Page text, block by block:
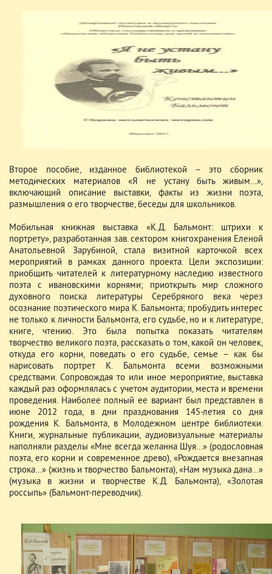
Второе пособие, изданное библиотекой – это сборник
методических материалов «Я не устану быть живым…»,
включающий описание выставки, факты из жизни поэта,
размышления о его творчестве, беседы для школьников.
Мобильная книжная выставка «К.Д. Бальмонт: штрихи к
портрету», разработанная зав. сектором книгохранения Еленой
Анатольевной Зарубиной, стала визитной карточкой всех
мероприятий в рамках данного проекта. Цели экспозиции:
приобщить читателей к литературному наследию известного
поэта с ивановскими корнями; приоткрыть мир сложного
духовного поиска литературы Серебряного века через
осознание поэтического мира К. Бальмонта; пробудить интерес
не только к личности Бальмонта, его судьбе, но и к литературе,
книге, чтению. Это была попытка показать читателям
творчество великого поэта, рассказать о том, какой он человек,
откуда его корни, поведать о его судьбе, семье – как бы
нарисовать портрет К. Бальмонта всеми возможными
средствами. Сопровождая то или иное мероприятие, выставка
каждый раз оформлялась с учетом аудитории, места и времени
проведения. Наиболее полный ее вариант был представлен в
июне 2012 года, в дни празднования 145-летия со дня
рождения К. Бальмонта, в Молодежном центре библиотеки.
Книги, журнальные публикации, аудиовизуальные материалы
наполняли разделы «Мне всегда желанна Шуя…» (родословная
поэта, его корни и современное древо), «Рождается внезапная
строка…» (жизнь и творчество Бальмонта), «Нам музыка дана…»
(музыка в жизни и творчестве К.Д. Бальмонта), «Золотая
россыпь» (Бальмонт-переводчик).